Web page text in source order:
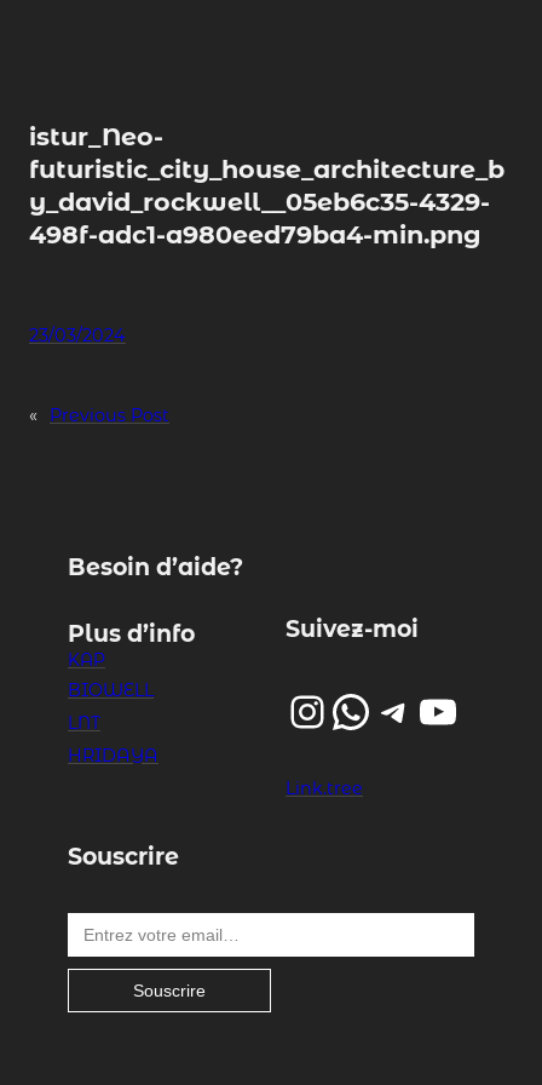
istur_Neo-
futuristic_city_house_architecture_b
y_david_rockwell__05eb6c35-4329-
498f-adc1-a980eed79ba4-min.png
23/03/2024
« Previous Post
Besoin d’aide?
Plus d’info
KAP
BIOWELL
LNT
HRIDAYA
Suivez-moi
InstagramWhatsApp Telegram YouTube
Link.tree
Souscrire
Entrez votre email…
Souscrire